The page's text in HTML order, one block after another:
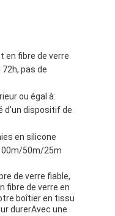
en fibre de verre
pas de
ou égal à:
d'un dispositif de
en silicone
50m/25m
de verre fiable,
fibre de verre en
boîtier en tissu
durerAvec une